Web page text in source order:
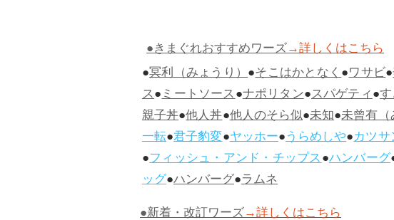
●きまぐれおすすめワーズ→詳しくはこちら
●冥利（みょうり）●そこはかとなく●ワサビ●
ス●ミートソース●ナポリタン●スパゲティ●
親子丼●他人丼●他人のそら似●未知●未曾有
一転●君子豹変●ヤッホー●うらめしや●カツ
●フィッシュ・アンド・チップス●ハンバーグ
ッグ●ハンバーグ●ラムネ
●新着・改訂ワーズ→詳しくはこちら